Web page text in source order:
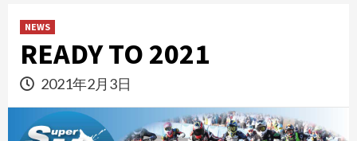
NEWS
READY TO 2021
2021年2月3日